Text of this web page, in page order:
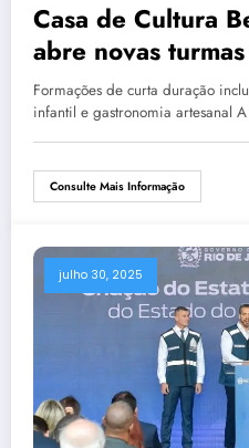
Casa de Cultura
abre novas turmas de cursos livres
em agosto
Formações de curta duração
infantil e gastronomia artesanal
Consulte Mais Informação
julho 30, 2025